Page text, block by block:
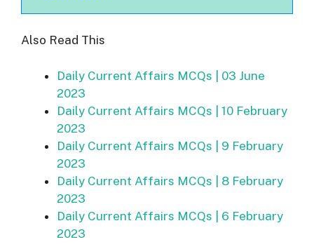
Also Read This
Daily Current Affairs MCQs | 03 June
2023
Daily Current Affairs MCQs | 10 February
2023
Daily Current Affairs MCQs | 9 February
2023
Daily Current Affairs MCQs | 8 February
2023
Daily Current Affairs MCQs | 6 February
2023